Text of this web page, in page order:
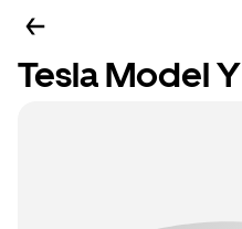
Tesla Model Y